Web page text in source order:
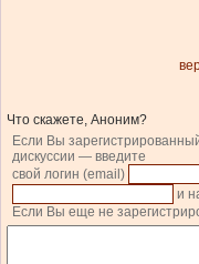
Что скажете, Аноним?
Если Вы
дискуссии — введите
свой логин (email)
и
Если Вы еще не